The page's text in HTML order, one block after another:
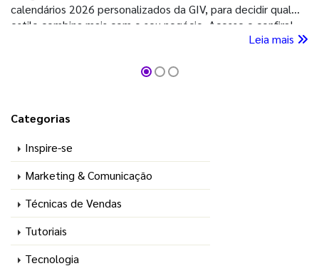
calendários 2026 personalizados da GIV, para decidir qual
estilo combina mais com o seu negócio. Acesse e confira!
Leia mais
Categorias
Inspire-se
Marketing & Comunicação
Técnicas de Vendas
Tutoriais
Tecnologia